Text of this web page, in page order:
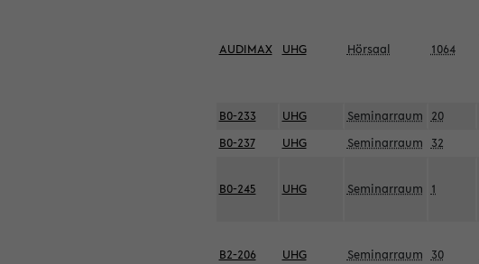
AUDIMAX UHG Hörsaal 1064
B0-233 UHG Seminarraum 20
B0-237
UHG Seminarraum 32
B0-245 UHG Seminarraum 1
B2-206 UHG Seminarraum 30